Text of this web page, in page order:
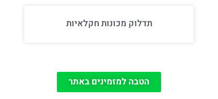
תדלוק מכונות חקלאיות
הטבה למזמינים באתר